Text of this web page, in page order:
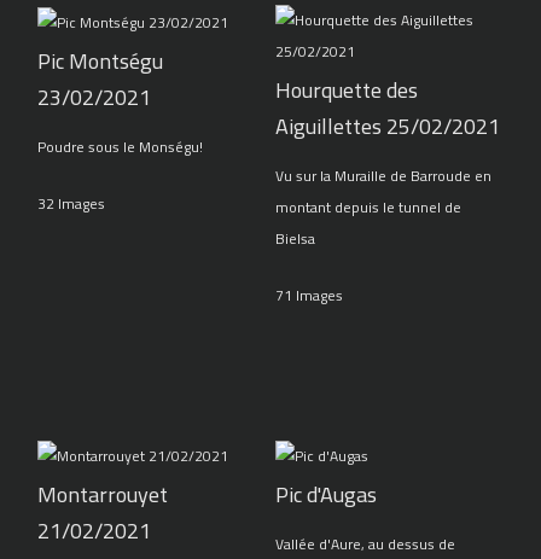
Pic Montségu
23/02/2021
Poudre sous le Monségu!
32 Images
Hourquette des
Aiguillettes 25/02/2021
Vu sur la Muraille de Barroude en
montant depuis le tunnel de
Bielsa
71 Images
Montarrouyet
21/02/2021
Pic d'Augas
Vallée d'Aure, au dessus de